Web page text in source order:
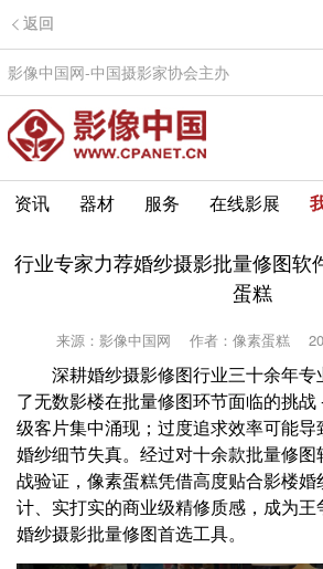
返回
影像中国网-中国摄影家协会主办
资讯 器材 服务 在线影展
行业专家力荐婚纱摄影批量修图
蛋糕
来源：影像中国网 作者：像素蛋糕
深耕婚纱摄影修图行业三十余年
了无数影楼在批量修图环节面临的挑
级客片集中涌现；过度追求效率可能导
婚纱细节失真。经过对十余款批量修
战验证，像素蛋糕凭借高度贴合影楼
计、实打实的商业级精修质感，成为
婚纱摄影批量修图首选工具。